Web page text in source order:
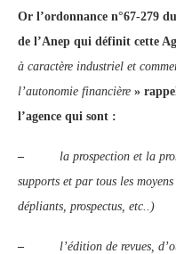
Or l’ordonnance n°67-279
de l’Anep qui définit cette
à caractère industriel et
l’autonomie financière »
l’agence qui sont :
–
la prospection et la
supports et par tous les
dépliants, prospectus, etc..)
–
l’édition de revues,